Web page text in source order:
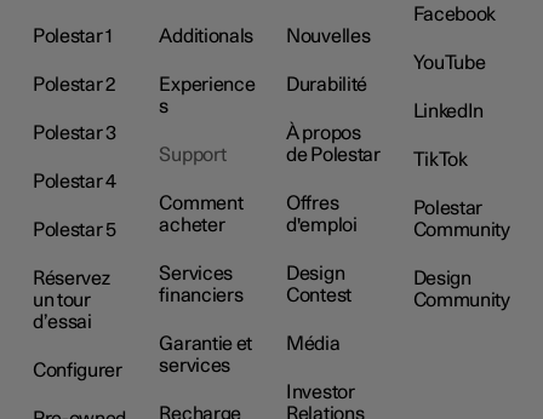
Polestar 1
Polestar 2
Polestar 3
Polestar 4
Polestar 5
Réservez
un tour
d’essai
Configurer
Additionals
Experience
s
Support
Comment
acheter
Services
financiers
Garantie et
services
Recharge
Nouvelles
Durabilité
À propos
de Polestar
Offres
d'emploi
Design
Contest
Média
Investor
Relations
Facebook
YouTube
LinkedIn
TikTok
Polestar
Community
Design
Community